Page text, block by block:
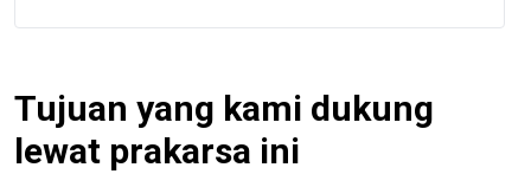
Tujuan yang kami dukung
lewat prakarsa ini